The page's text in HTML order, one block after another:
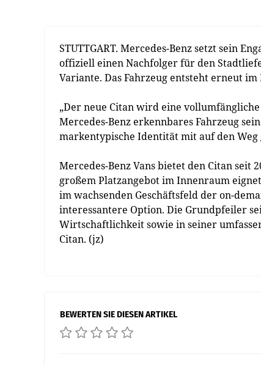
STUTTGART. Mercedes-Benz setzt sein
offiziell einen Nachfolger für den
Variante. Das Fahrzeug entsteht erneut
„Der neue Citan wird eine
Mercedes-Benz erkennbares Fahrzeug
markentypische Identität mit auf den Weg
Mercedes-Benz Vans bietet den Citan seit
großem Platzangebot im Innenraum
im wachsenden Geschäftsfeld der on-
interessantere Option. Die Grundpfeiler
Wirtschaftlichkeit sowie in seiner
Citan. (jz)
BEWERTEN SIE DIESEN ARTIKEL